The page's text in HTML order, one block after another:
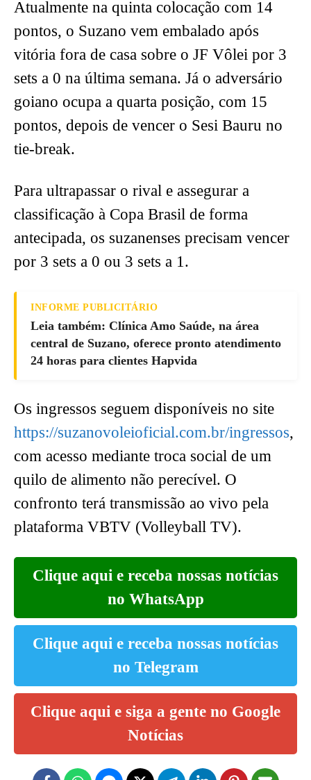
Atualmente na quinta colocação com 14
pontos, o Suzano vem embalado após
vitória fora de casa sobre o JF Vôlei por 3
sets a 0 na última semana. Já o adversário
goiano ocupa a quarta posição, com 15
pontos, depois de vencer o Sesi Bauru no
tie-break.
Para ultrapassar o rival e assegurar a
classificação à Copa Brasil de forma
antecipada, os suzanenses precisam vencer
por 3 sets a 0 ou 3 sets a 1.
INFORME PUBLICITÁRIO
Leia também: Clínica Amo Saúde, na área
central de Suzano, oferece pronto atendimento
24 horas para clientes Hapvida
Os ingressos seguem disponíveis no site
https://suzanovoleioficial.com.br/ingressos,
com acesso mediante troca social de um
quilo de alimento não perecível. O
confronto terá transmissão ao vivo pela
plataforma VBTV (Volleyball TV).
Clique aqui e receba nossas notícias
no WhatsApp
Clique aqui e receba nossas notícias
no Telegram
Clique aqui e siga a gente no Google
Notícias